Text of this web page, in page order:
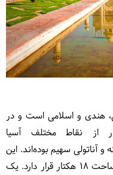
هندی و اسلامی است و در
از نقاط مختلف آسیا
آناتولی سهیم بوده‌اند. این
بنای بزرگ و دیدنی، در باغی وسیع به مساحت ۱۸ هکتار قرار دارد. یک